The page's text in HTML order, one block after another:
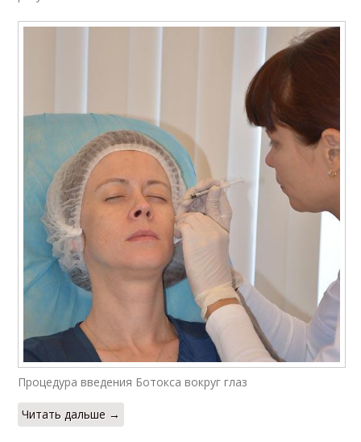
Процедура введения Ботокса вокруг глаз
Читать дальше →